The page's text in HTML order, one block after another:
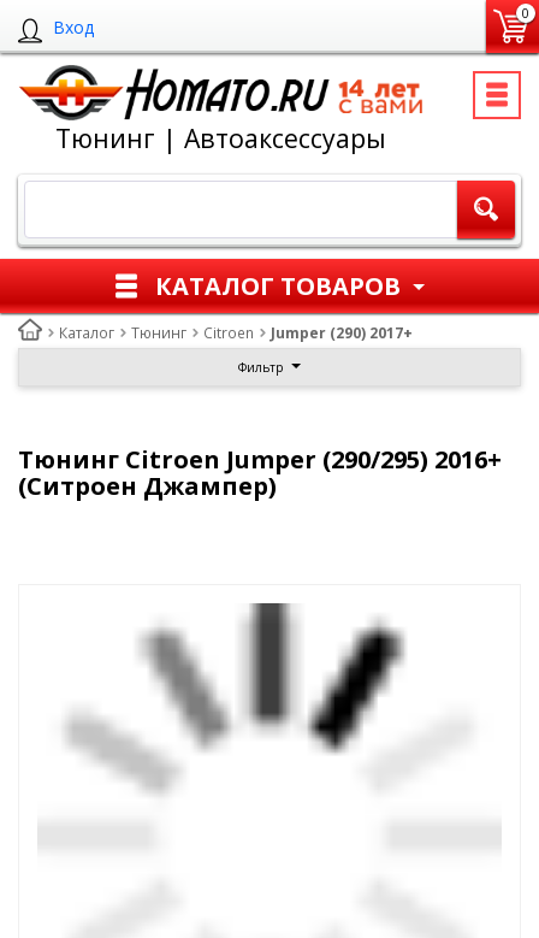
Вход
0
Тюнинг | Автоаксессуары
КАТАЛОГ ТОВАРОВ
Каталог Тюнинг Citroen Jumper (290) 2017+
Фильтр
Тюнинг Citroen Jumper (290/295) 2016+
(Ситроен Джампер)